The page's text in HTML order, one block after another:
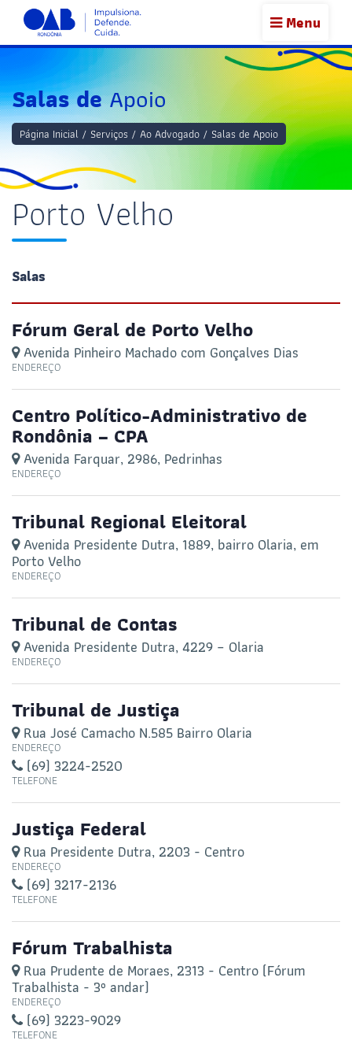
Menu
Salas deApoio
Página Inicial / Serviços / Ao Advogado / Salas de Apoio
Porto Velho
Salas
Fórum Geral de Porto Velho
Avenida Pinheiro Machado com Gonçalves Dias
ENDEREÇO
Centro Político-Administrativo de
Rondônia – CPA
Avenida Farquar, 2986, Pedrinhas
ENDEREÇO
Tribunal Regional Eleitoral
Avenida Presidente Dutra, 1889, bairro Olaria, em
Porto Velho
ENDEREÇO
Tribunal de Contas
Avenida Presidente Dutra, 4229 – Olaria
ENDEREÇO
Tribunal de Justiça
Rua José Camacho N.585 Bairro Olaria
ENDEREÇO
(69) 3224-2520
TELEFONE
Justiça Federal
Rua Presidente Dutra, 2203 - Centro
ENDEREÇO
(69) 3217-2136
TELEFONE
Fórum Trabalhista
Rua Prudente de Moraes, 2313 - Centro (Fórum
Trabalhista - 3º andar)
ENDEREÇO
(69) 3223-9029
TELEFONE